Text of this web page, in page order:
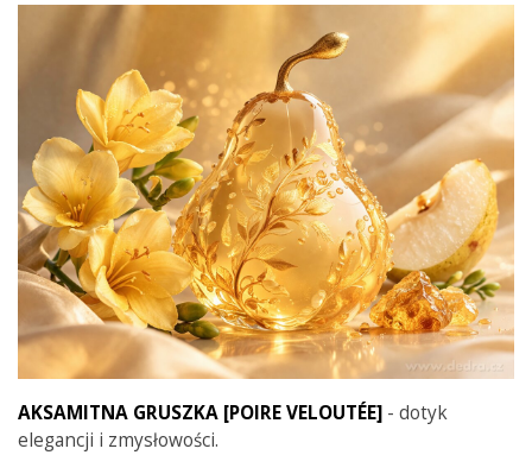
AKSAMITNA GRUSZKA [POIRE VELOUTÉE] - dotyk
elegancji i zmysłowości.